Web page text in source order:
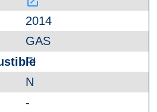
2014
GAS
FI
N
-